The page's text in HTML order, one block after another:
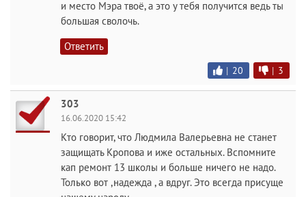
и место Мэра твоё, а это у тебя получится ведь ты
большая сволочь.
Ответить
| 20 | 3
303
16.06.2020 15:42
Кто говорит, что Людмила Валерьевна не станет
защищать Кропова и иже остальных. Вспомните
кап ремонт 13 школы и больше ничего не надо.
Только вот ,надежда , а вдруг. Это всегда присуще